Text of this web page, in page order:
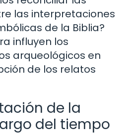
las interpretaciones
de la Biblia?
influyen los
arqueológicos en
de los relatos
de la
del tiempo